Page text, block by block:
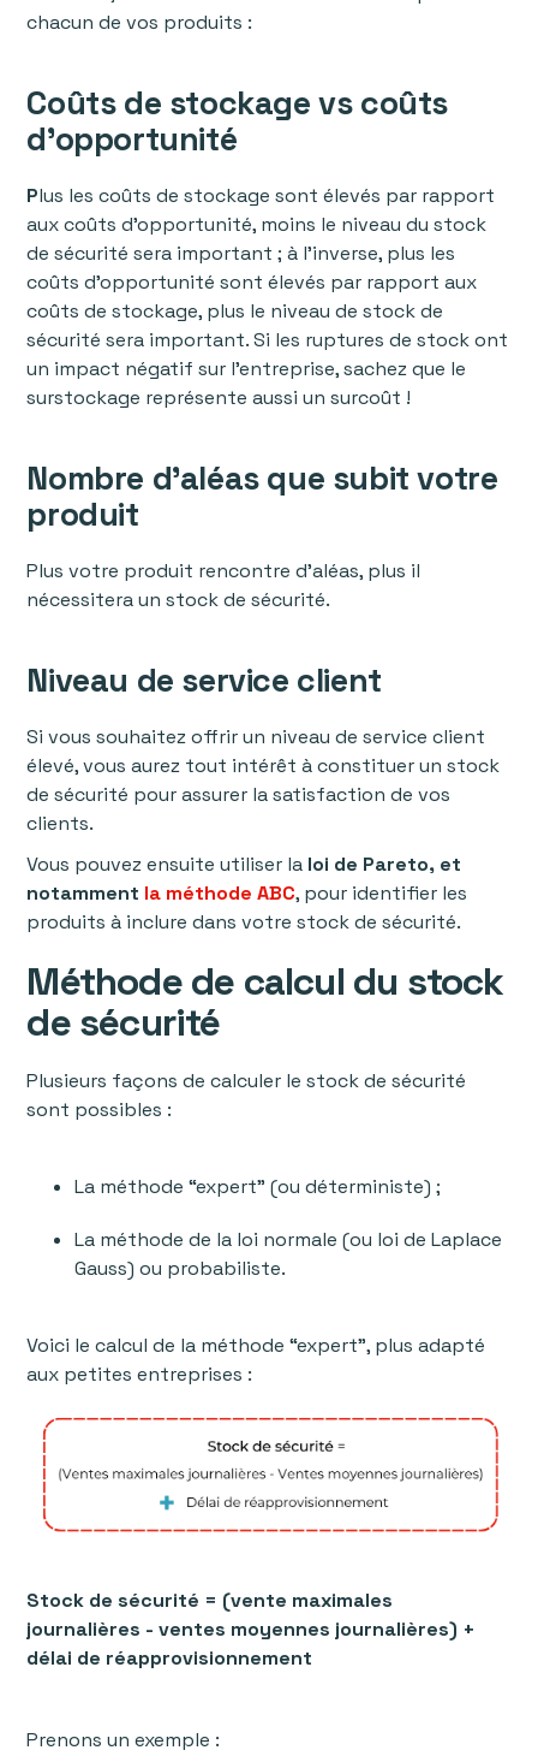
chacun de vos produits :
Coûts de stockage vs coûts
d’opportunité
Plus les coûts de stockage sont élevés par rapport
aux coûts d’opportunité, moins le niveau du stock
de sécurité sera important ; à l’inverse, plus les
coûts d’opportunité sont élevés par rapport aux
coûts de stockage, plus le niveau de stock de
sécurité sera important. Si les ruptures de stock ont
un impact négatif sur l’entreprise, sachez que le
surstockage représente aussi un surcoût !
Nombre d’aléas que subit votre
produit
Plus votre produit rencontre d’aléas, plus il
nécessitera un stock de sécurité.
Niveau de service client
Si vous souhaitez offrir un niveau de service client
élevé, vous aurez tout intérêt à constituer un stock
de sécurité pour assurer la satisfaction de vos
clients.
Vous pouvez ensuite utiliser la loi de Pareto, et
notamment la méthode ABC, pour identifier les
produits à inclure dans votre stock de sécurité.
Méthode de calcul du stock
de sécurité
Plusieurs façons de calculer le stock de sécurité
sont possibles :
La méthode “expert” (ou déterministe) ;
La méthode de la loi normale (ou loi de Laplace
Gauss) ou probabiliste.
Voici le calcul de la méthode “expert”, plus adapté
aux petites entreprises :
Stock de sécurité = (vente maximales
journalières - ventes moyennes journalières) +
délai de réapprovisionnement
Prenons un exemple :